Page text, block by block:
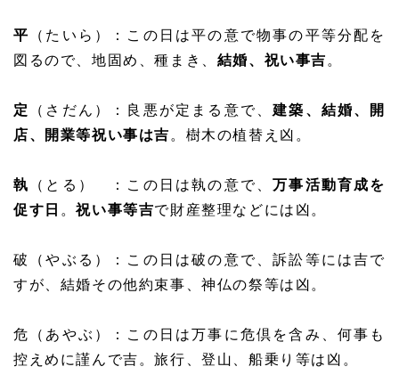
平
（たいら）：この日は平の意で物事の平等分配を
図るので、地固め、種まき、 結婚、祝い事吉 。
定 （さだん）：良悪が定まる意で、建築、結婚、開
店、開業等祝い事は吉 。樹木の植替え凶。
執 （とる） ：この日は執の意で、万事活動育成を
促す日 。祝い事等吉で財産整理などには凶。
破（やぶる）：この日は破の意で、訴訟等には吉で
すが、結婚その他約束事、神仏の祭等は凶。
危（あやぶ）：この日は万事に危倶を含み、何事も
控えめに謹んで吉。旅行、登山、船乗り等は凶。